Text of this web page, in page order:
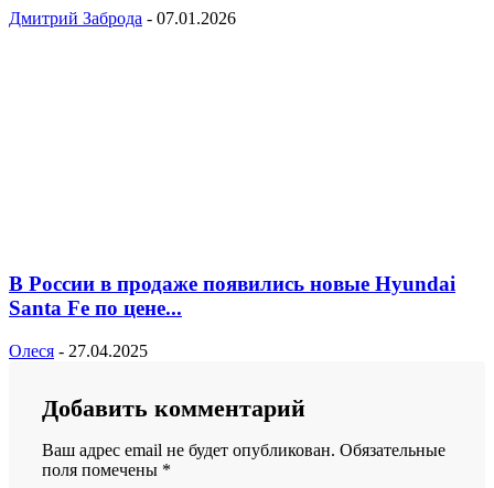
Дмитрий Заброда - 07.01.2026
В России в продаже появились новые Hyundai
Santa Fe по цене...
Олеся - 27.04.2025
Добавить комментарий
Ваш адрес email не будет опубликован. Обязательные
поля помечены *